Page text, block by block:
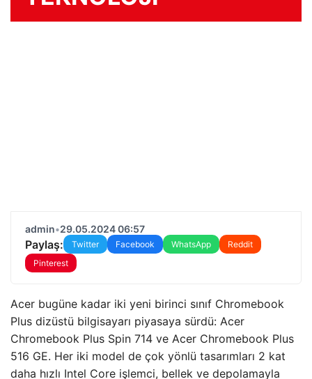
admin•29.05.2024 06:57
Paylaş: Twitter Facebook WhatsApp
Reddit
Pinterest
Acer bugüne kadar iki yeni birinci sınıf Chromebook
Plus dizüstü bilgisayarı piyasaya sürdü: Acer
Chromebook Plus Spin 714 ve Acer Chromebook Plus
516 GE. Her iki model de çok yönlü tasarımları 2 kat
daha hızlı Intel Core işlemci, bellek ve depolamayla